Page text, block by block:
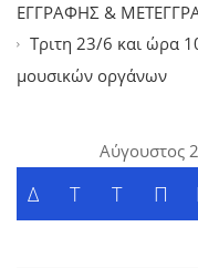
ΕΓΓΡΑΦΗΣ &
Tριτη 23/6 και ώρα
μουσικών οργάνων
Αύγουστος
Δ Τ Τ Π